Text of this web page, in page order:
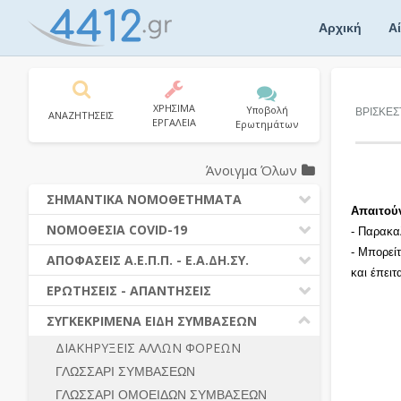
Αρχική
-
-
και
ΑΝΑΖΗΤΗΣΕΙΣ
ΧΡΗΣΙΜΑ
ΕΡΓΑΛΕΙΑ
Υποβολή
Ερωτημάτων
Άνοιγμα Όλων
ΣΗΜΑΝΤΙΚΑ ΝΟΜΟΘΕΤΗΜΑΤΑ
ΔΗΜΟΣΙΕΣ ΣΥΜΒΑΣΕΙΣ (Ν. 4412/2016)
ΔΗΜΟΤΙΚΟΣ ΚΩΔΙΚΑΣ (Ν.3463/2006)
ΚΑΛΛΙΚΡΑΤΗΣ (Ν.3852/2010)
ΝΟΜΟΘΕΣΙΑ - ΝΟΜΟΛΟΓΙΑ (ΣΥΝΟΛΟ)
ΝΟΜΟΘΕΣΙΑ COVID-19
ΝΟΜΟΘΕΣΙΑ - ΝΟΜΟΛΟΓΙΑ COVID -19
ΕΡΩΤΗΣΕΙΣ - ΑΠΑΝΤΗΣΕΙΣ
ΑΠΟΦΑΣΕΙΣ Α.Ε.Π.Π. - Ε.Α.ΔΗ.ΣΥ.
ΠΡΟΔΙΚΑΣΤΙΚΗ ΠΡΟΣΦΥΓΗ
ΓΕΝΙΚΟΙ ΚΑΝΟΝΕΣ
ΔΙΚΑΙΟΥΜΕΝΟΙ ΣΥΜΜΕΤΟΧΗΣ
ΠΡΟΣΦΟΡΕΣ – ΔΙΚΑΙΟΛΟΓΗΤΙΚΑ
ΣΥΜΜΕΤΟΧΗΣ
ΕΡΩΤΗΣΕΙΣ - ΑΠΑΝΤΗΣΕΙΣ
Ν. 4782/2021 - ΤΡΟΠΟΠΟΙΗΣΗ
4412/2016
ΔΙΕΞΑΓΩΓΗ ΔΙΑΔΙΚΑΣΙΑΣ
ΔΙΑΔΙΚΑΣΙΕΣ ΑΝΑΘΕΣΗΣ
ΣΥΓΚΕΚΡΙΜΕΝΑ ΕΙΔΗ ΣΥΜΒΑΣΕΩΝ
ΔΙΑΚΗΡΥΞΕΙΣ ΑΛΛΩΝ ΦΟΡΕΩΝ
ΓΛΩΣΣΑΡΙ ΣΥΜΒΑΣΕΩΝ
ΓΛΩΣΣΑΡΙ ΟΜΟΕΙΔΩΝ ΣΥΜΒΑΣΕΩΝ